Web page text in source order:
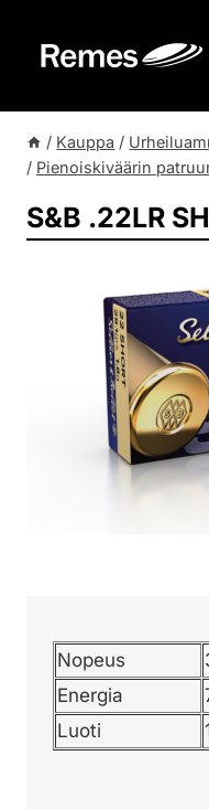
sisältöön
/ Kauppa /
/ Pienoiskiväärin
S&B .22LR
Nopeus
Energia
Luoti